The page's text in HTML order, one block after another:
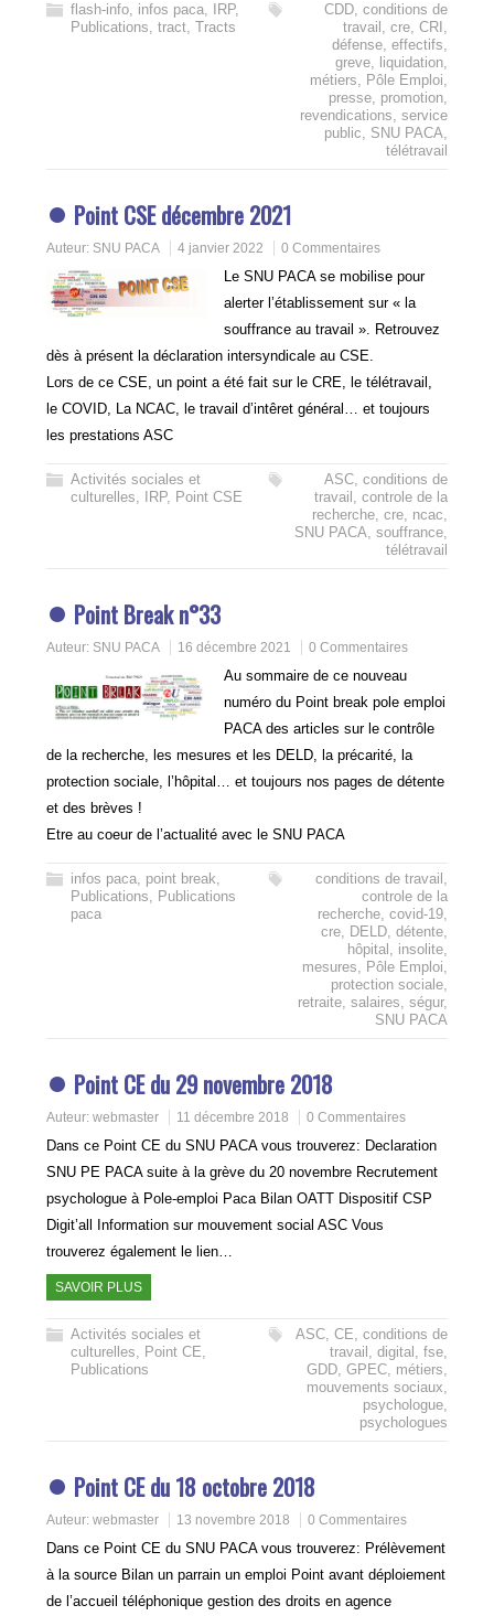
flash-info, infos paca, IRP,
Publications,tract,Tracts
CDD, conditions de
travail , cre, CRI ,
défense, effectifs,
greve, liquidation,
métiers, Pôle Emploi,
presse, promotion,
revendications, service
public, SNU PACA,
télétravail
Point CSE décembre 2021
Auteur: SNU PACA 4 janvier 2022 0 Commentaires
Le SNU PACA se mobilise pour
alerter l’établissement sur « la
souffrance au travail ». Retrouvez
dès à présent la déclaration intersyndicale au CSE.
Lors de ce CSE, un point a été fait sur le CRE, le télétravail,
le COVID, La NCAC, le travail d’intêret général… et toujours
les prestations ASC
Activités sociales et
culturelles, IRP, Point CSE
ASC, conditions de
travail , controle de la
recherche, cre, ncac,
SNU PACA, souffrance,
télétravail
Point Break n°33
Auteur: SNU PACA 16 décembre 2021 0 Commentaires
Au sommaire de ce nouveau
numéro du Point break pole emploi
PACA des articles sur le contrôle
de la recherche, les mesures et les DELD, la précarité, la
protection sociale, l’hôpital… et toujours nos pages de détente
et des brèves !
Etre au coeur de l’actualité avec le SNU PACA
infos paca, point break,
Publications, Publications
paca
conditions de travail ,
controle de la
recherche, covid-19,
cre, DELD, détente,
hôpital , insolite,
mesures, Pôle Emploi,
protection sociale,
retraite, salaires, ségur,
SNU PACA
Point CE du 29 novembre 2018
Auteur:webmaster 11 décembre 2018 0 Commentaires
Dans ce Point CE du SNU PACA vous trouverez: Declaration
SNU PE PACA suite à la grève du 20 novembre Recrutement
psychologue à Pole-emploi Paca Bilan OATT Dispositif CSP
Digit’all Information sur mouvement social ASC Vous
trouverez également le lien…
SAVOIR PLUS
Activités sociales et
culturelles, Point CE,
Publications
ASC, CE, conditions de
travail , digital , fse,
GDD, GPEC, métiers,
mouvements sociaux,
psychologue,
psychologues
Point CE du 18 octobre 2018
Auteur:webmaster 13 novembre 2018 0 Commentaires
Dans ce Point CE du SNU PACA vous trouverez: Prélèvement
à la source Bilan un parrain un emploi Point avant déploiement
de l’accueil téléphonique gestion des droits en agence